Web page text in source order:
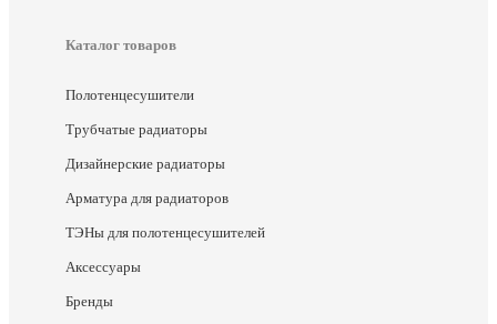
Каталог товаров
Полотенцесушители
Трубчатые радиаторы
Дизайнерские радиаторы
Арматура для радиаторов
ТЭНы для полотенцесушителей
Аксессуары
Бренды